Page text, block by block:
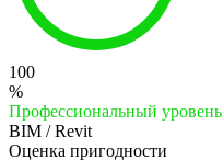
100
%
Профессиональный уровень
BIM / Revit
Оценка пригодности